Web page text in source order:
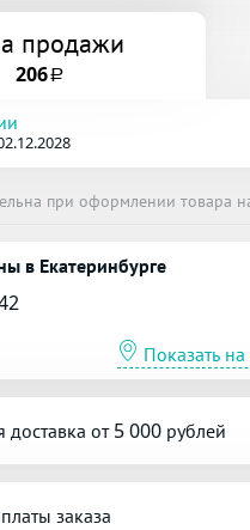
продажи
206a
при оформлении товара
в Екатеринбурге
Показать на
доставка от 5 000 рублей
заказа